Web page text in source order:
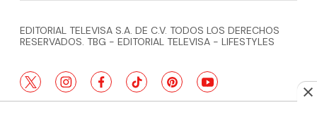
EDITORIAL TELEVISA S.A. DE C.V. TODOS LOS DERECHOS
RESERVADOS. TBG - EDITORIAL TELEVISA - LIFESTYLES
twitterinstagramfacebooktiktokpinterestyoutube